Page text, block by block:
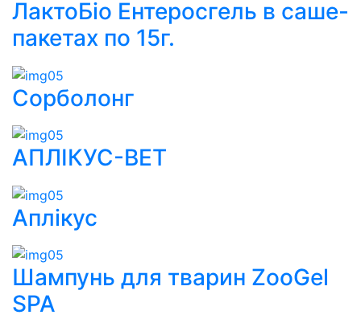
ЛактоБіо Ентеросгель в саше-
пакетах по 15г.
Сорболонг
АПЛІКУС-ВЕТ
Аплікус
Шампунь для тварин ZooGel
SPA